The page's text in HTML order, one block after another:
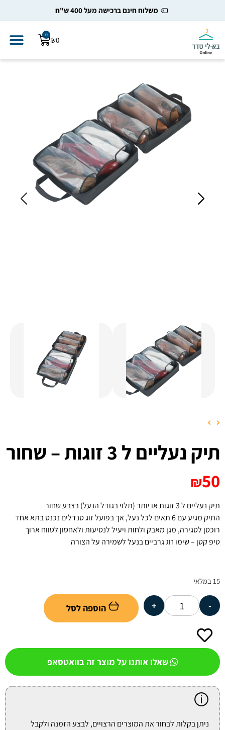
משלוח חינם ברכישה מעל 400 ש"ח
₪
0
תיק נעליים ל 3 זוגות – שחור
₪50
תיק נעליים ל 3 זוגות או יותר (תלוי בגודל הנעל) בצבע שחור
התיק מגיע עם 6 תאים לכל נעל, אך בפועל זוג סנדלים נכנס בתא אחד
רוכסן לסגירה, מגן מאבק ולחות ויעיל לנסיעות ולאחסון לטווח ארוך
טיפ קטן – שימו זוג גרביים בנעל לשמירה על הצורה
15 במלאי
הוספה לסל
שאלו אותנו על מוצר זה בוואטסאפ
ניתן בקלות לבחור את המוצרים הרצויים, לבצע הזמנה ולקבל